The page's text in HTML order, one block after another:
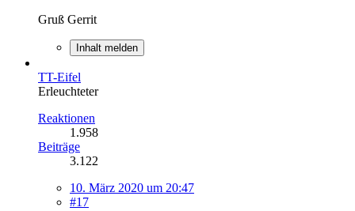
Gruß Gerrit
Inhalt melden
TT-Eifel
Erleuchteter
Reaktionen
1.958
Beiträge
3.122
10. März 2020 um 20:47
#17